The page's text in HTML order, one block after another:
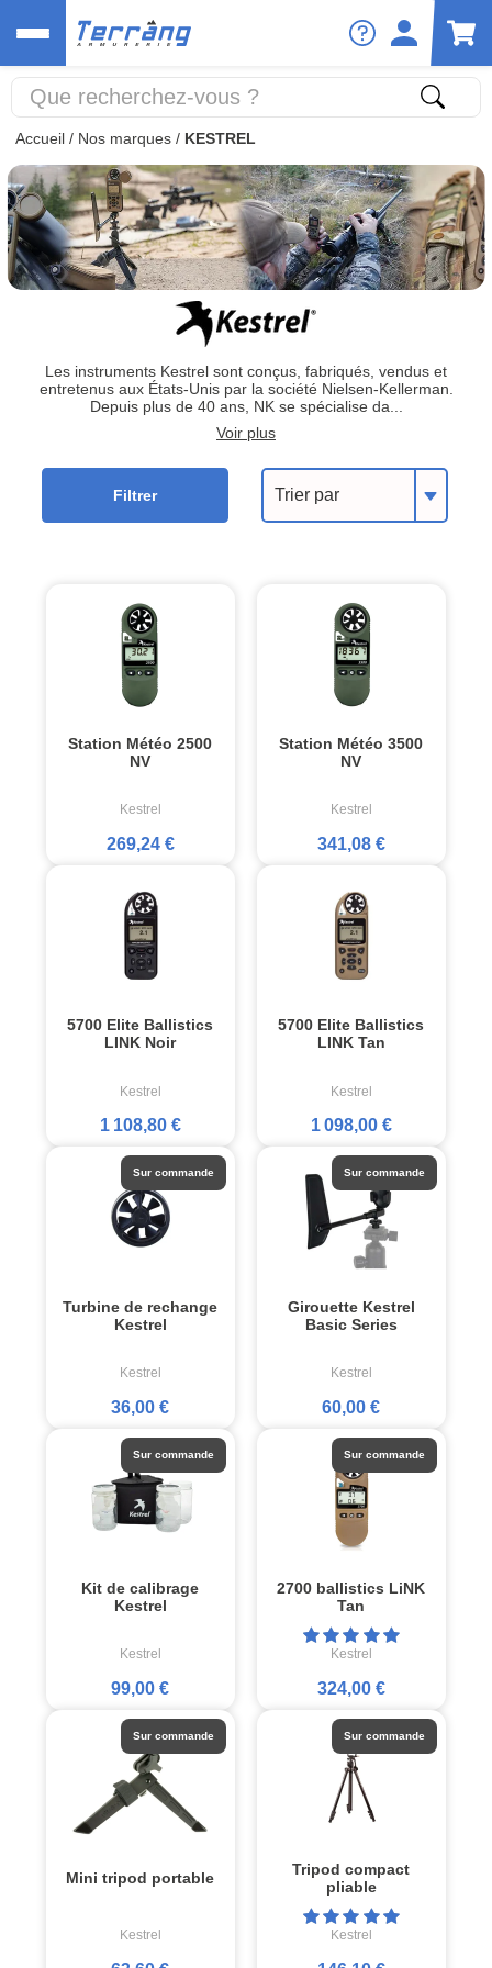
Accueil / Nos marques / KESTREL
Les instruments Kestrel sont conçus, fabriqués, vendus et
entretenus aux États-Unis par la société Nielsen-Kellerman.
Depuis plus de 40 ans, NK se spécialise da...
Voir plus
Trier par
Filtrer
Station Météo 2500
NV
Kestrel
269,24 €
Station Météo 3500
NV
Kestrel
341,08 €
5700 Elite Ballistics
LINK Noir
Kestrel
1 108,80 €
5700 Elite Ballistics
LINK Tan
Kestrel
1 098,00 €
Turbine de rechange
Kestrel
Kestrel
36,00 €
Sur commande
Girouette Kestrel
Basic Series
Kestrel
60,00 €
Sur commande
Kit de calibrage
Kestrel
Kestrel
99,00 €
Sur commande
2700 ballistics LiNK
Tan
Kestrel
324,00 €
Sur commande
Mini tripod portable
Kestrel
Sur commande
Tripod compact
pliable
Kestrel
Sur commande